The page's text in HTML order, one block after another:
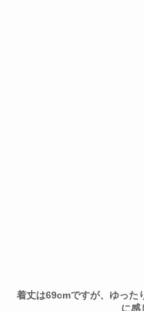
着丈は69cmですが、ゆった
に感